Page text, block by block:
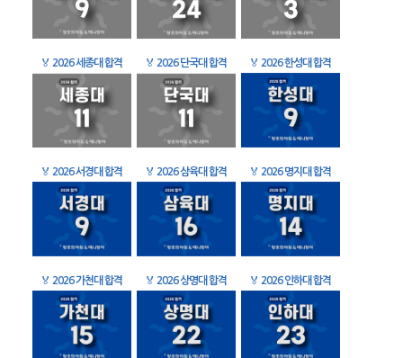
🏅 2026 세종대 합격 🏅 2026 단국대 합격 🏅 2026 한성대 합격
🏅 2026 서경대 합격 🏅 2026 삼육대 합격 🏅 2026 명지대 합격
🏅 2026 가천대 합격 🏅 2026 상명대 합격 🏅 2026 인하대 합격